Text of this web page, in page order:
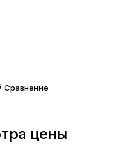
Сравнение
цены